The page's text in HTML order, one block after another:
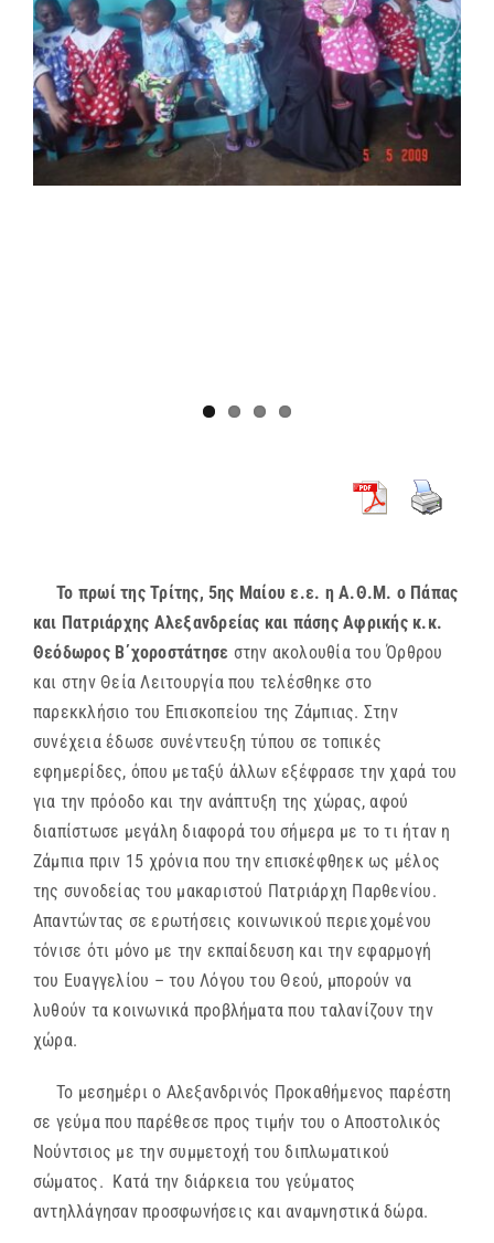
ΣΥΝΔΕΣΕΙΣ
Το πρωί της Τρίτης, 5ης Μαίου ε.ε. η Α.Θ.Μ. ο Πάπας
και Πατριάρχης Αλεξανδρείας και πάσης Αφρικής κ.κ.
Θεόδωρος Β΄χοροστάτησε στην ακολουθία του Όρθρου
και στην Θεία Λειτουργία που τελέσθηκε στο
παρεκκλήσιο του Επισκοπείου της Ζάμπιας. Στην
συνέχεια έδωσε συνέντευξη τύπου σε τοπικές
εφημερίδες, όπου μεταξύ άλλων εξέφρασε την χαρά του
για την πρόοδο και την ανάπτυξη της χώρας, αφού
διαπίστωσε μεγάλη διαφορά του σήμερα με το τι ήταν η
Ζάμπια πριν 15 χρόνια που την επισκέφθηεκ ως μέλος
της συνοδείας του μακαριστού Πατριάρχη Παρθενίου.
Απαντώντας σε ερωτήσεις κοινωνικού περιεχομένου
τόνισε ότι μόνο με την εκπαίδευση και την εφαρμογή
του Ευαγγελίου – του Λόγου του Θεού, μπορούν να
λυθούν τα κοινωνικά προβλήματα που ταλανίζουν την
χώρα.
Το μεσημέρι ο Αλεξανδρινός Προκαθήμενος παρέστη
σε γεύμα που παρέθεσε προς τιμήν του ο Αποστολικός
Νούντσιος με την συμμετοχή του διπλωματικού
σώματος. Κατά την διάρκεια του γεύματος
αντηλλάγησαν προσφωνήσεις και αναμνηστικά δώρα.